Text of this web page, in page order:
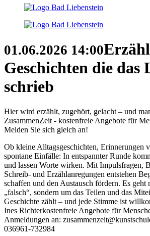
01.06.2026 14:00
Geschichten die das
schrieb
Hier wird erzählt, zugehört, gelacht – und
ZusammenZeit - kostenfreie Angebote für
Melden Sie sich gleich an!
Ob kleine Alltagsgeschichten, Erinnerungen
spontane Einfälle: In entspannter Runde
und lassen Worte wirken. Mit Impulsfragen,
Schreib- und Erzählanregungen entstehen
schaffen und den Austausch fördern. Es geht
„falsch“, sondern um das Teilen und das
Geschichte zählt – und jede Stimme ist
Ines Richterkostenfreie Angebote für
Anmeldungen an:
036961-732984